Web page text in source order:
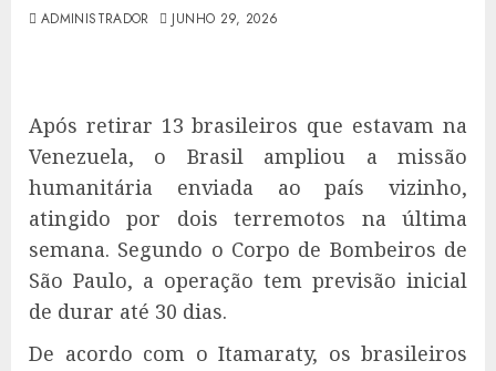
ADMINISTRADOR JUNHO 29, 2026
Após retirar 13 brasileiros que estavam na
Venezuela, o Brasil ampliou a missão
humanitária enviada ao país vizinho,
atingido por dois terremotos na última
semana. Segundo o Corpo de Bombeiros de
São Paulo, a operação tem previsão inicial
de durar até 30 dias.
De acordo com o Itamaraty, os brasileiros